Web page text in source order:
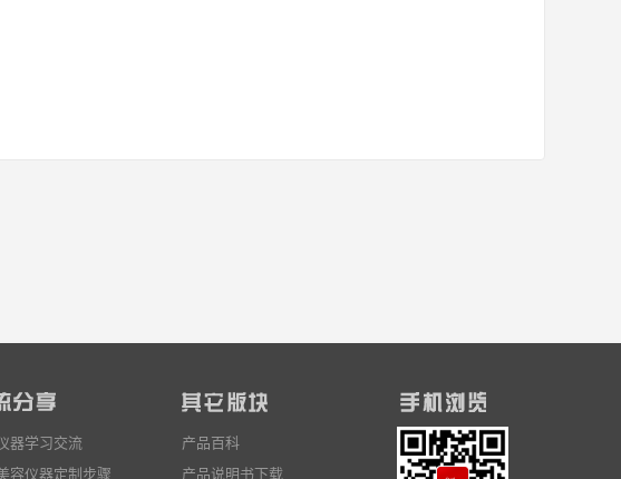
器学习交流
容仪器定制步骤
产品百科
产品说明书下载